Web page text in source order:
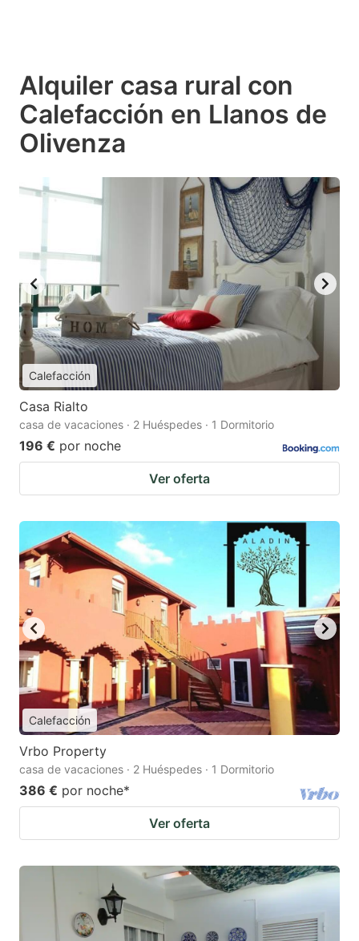
Alquiler casa rural con
Calefacción en Llanos de
Olivenza
Calefacción
Casa Rialto
casa de vacaciones · 2 Huéspedes · 1 Dormitorio
196 € por noche
Ver oferta
Calefacción
Vrbo Property
casa de vacaciones · 2 Huéspedes · 1 Dormitorio
386 € por noche*
Ver oferta